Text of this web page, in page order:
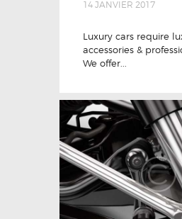
14 JANVIER 2017
Luxury cars require
accessories &
We offer...